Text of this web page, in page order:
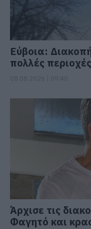
Εύβοια:
πολλές
Άρχισε τις
Φαγητό και